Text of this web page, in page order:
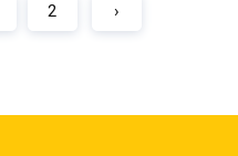
2 ›